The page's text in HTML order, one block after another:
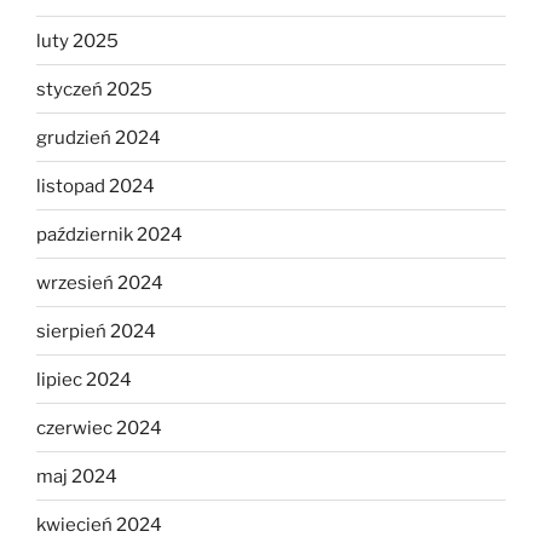
luty 2025
styczeń 2025
grudzień 2024
listopad 2024
październik 2024
wrzesień 2024
sierpień 2024
lipiec 2024
czerwiec 2024
maj 2024
kwiecień 2024